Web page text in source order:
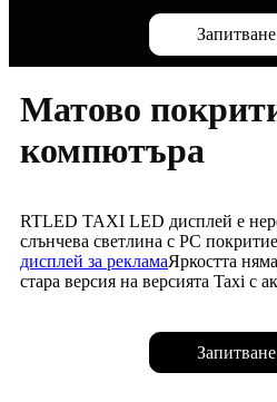
Запитване
Матово
компютъра
RTLED TAXI LED дисплей е
слънчева светлина с PC
дисплей за рекламаЯркостта
стара версия на версията Taxi с
Запитване